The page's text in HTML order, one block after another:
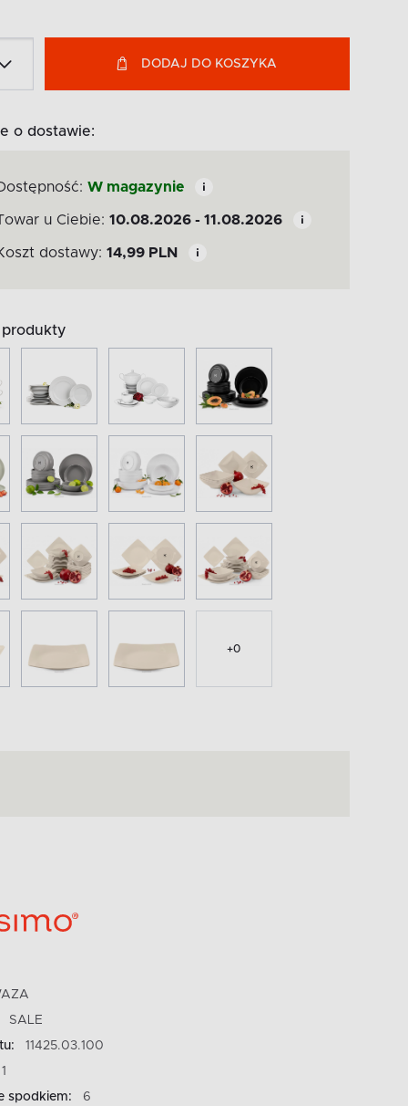
DODAJ DO KOSZYKA
o dostawie:
W magazynie
u Ciebie: 10.08.2026 - 11.08.2026
dostawy: 14,99 PLN
+0
SALE
11425.03.100
1
spodkiem:
6